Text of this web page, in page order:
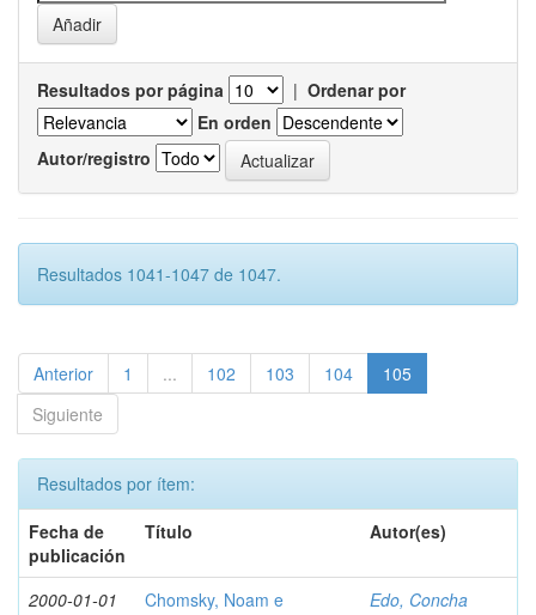
Resultados por página | Ordenar por
En orden
Autor/registro
Resultados 1041-1047 de 1047.
Anterior 1 ... 102 103 104
105
Siguiente
Resultados por ítem:
Fecha de
publicación
Título Autor(es)
2000-01-01
Chomsky, Noam e
Edo, Concha